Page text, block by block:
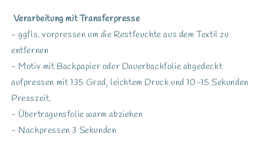
Verarbeitung mit Transferpresse
- ggfls. vorpressen um die Restfeuchte aus dem Textil zu
entfernen
- Motiv mit Backpapier oder Dauerbackfolie abgedeckt
aufpressen mit 135 Grad, leichtem Druck und 10-15 Sekunden
Presszeit.
- Übertragunsfolie warm abziehen
- Nachpressen 3 Sekunden